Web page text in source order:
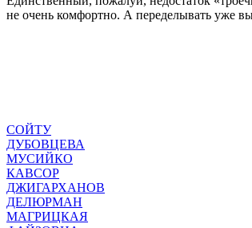
не очень комфортно. А переделывать уже
СОЙТУ
ДУБОВЦЕВА
МУСИЙКО
КАВСОР
ДЖИГАРХАНОВ
ДЕЛЮРМАН
МАГРИЦКАЯ